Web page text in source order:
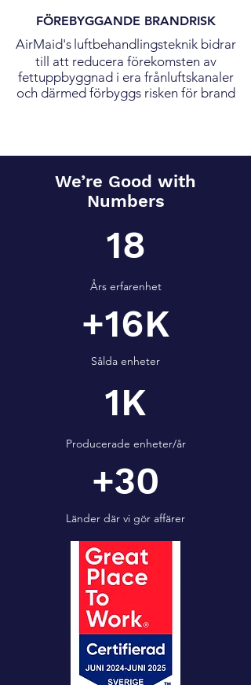
FÖREBYGGANDE BRANDRISK
AirMaid's luftbehandlingsteknik bidrar
till att reducera förekomsten av
fettuppbyggnad i era frånluftskanaler
och därmed förbyggs risken för brand
We’re Good with
Numbers
18
Års erfarenhet
+16K
Sålda enheter
1K
Producerade enheter/år
+30
Länder där vi gör affärer